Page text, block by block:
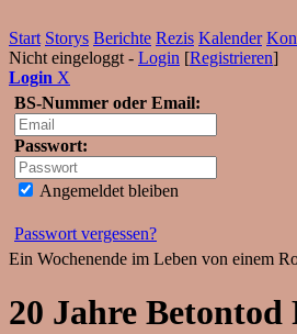
Start Storys Berichte Rezis Kalender
Nicht eingeloggt - Login [Registrieren]
Login X
BS-Nummer oder Email:
Passwort:
Angemeldet bleiben
Passwort vergessen?
Ein Wochenende im Leben von einem
20 Jahre Betontod